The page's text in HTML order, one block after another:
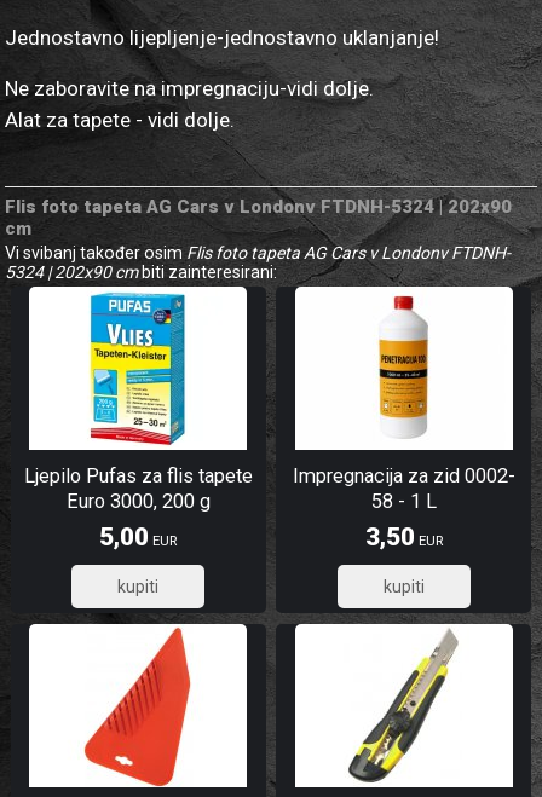
Jednostavno lijepljenje-jednostavno uklanjanje!
Ne zaboravite na impregnaciju-vidi dolje.
Alat za tapete - vidi dolje.
Flis foto tapeta AG Cars v Londonv FTDNH-5324 | 202x90
cm
Vi svibanj također osim Flis foto tapeta AG Cars v Londonv FTDNH-
5324 | 202x90 cmbiti zainteresirani:
Ljepilo Pufas za flis tapete
Euro 3000, 200 g
5,00 EUR
4,00
Impregnacija za zid 0002-
58 - 1 L
3,50 EUR
2,80